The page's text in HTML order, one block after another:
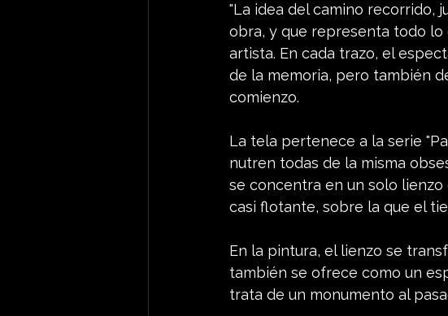
"La idea del camino recorrido,
obra, y que representa todo lo
artista. En cada trazo, el
de la memoria, pero también
comienzo.
La tela pertenece a la serie
nutren todas de la misma
se concentra en un solo
casi flotante, sobre la que el
En la pintura, el lienzo se
también se ofrece como un
trata de un monumento al